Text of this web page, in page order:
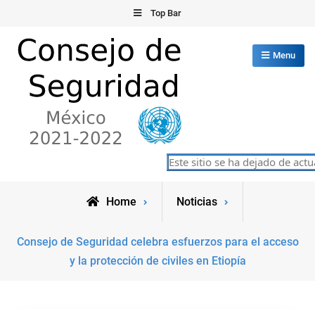
content
Top Bar
Consejo de Seguridad de las
Naciones Unidas
Menu
Este sitio se ha dejado de
Home Noticias
Consejo de Seguridad celebra esfuerzos para el acceso
y la protección de civiles en Etiopía